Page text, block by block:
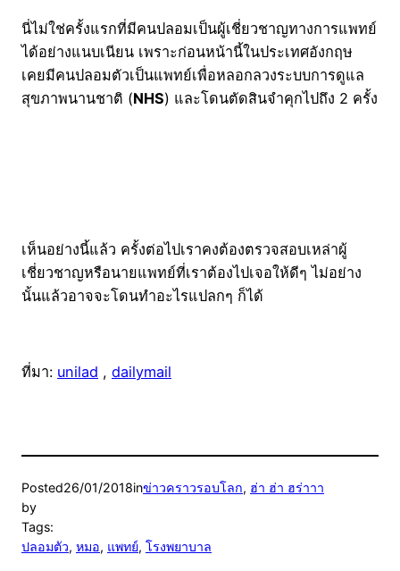
นี่ไม่ใช่ครั้งแรกที่มีคนปลอมเป็นผู้เชี่ยวชาญทางการแพทย์
ได้อย่างแนบเนียน เพราะก่อนหน้านี้ในประเทศอังกฤษ
เคยมีคนปลอมตัวเป็นแพทย์เพื่อหลอกลวงระบบการดูแล
สุขภาพนานชาติ (NHS) และโดนตัดสินจำคุกไปถึง 2 ครั้ง
เห็นอย่างนี้แล้ว ครั้งต่อไปเราคงต้องตรวจสอบเหล่าผู้
เชี่ยวชาญหรือนายแพทย์ที่เราต้องไปเจอให้ดีๆ ไม่อย่าง
นั้นแล้วอาจจะโดนทำอะไรแปลกๆ ก็ได้
ที่มา: unilad , dailymail
Posted26/01/2018inข่าวคราวรอบโลก, ฮ่า ฮ่า ฮร่าาา
by
Tags:
ปลอมตัว, หมอ, แพทย์, โรงพยาบาล